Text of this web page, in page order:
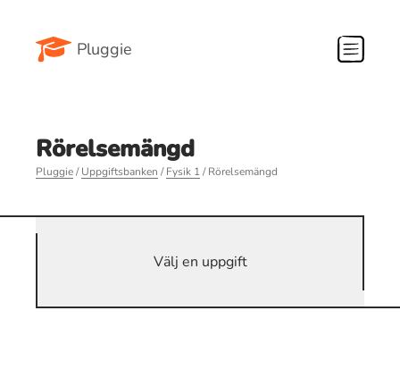
Pluggie
Rörelsemängd
Pluggie/Uppgiftsbanken /Fysik 1 / Rörelsemängd
Välj en uppgift